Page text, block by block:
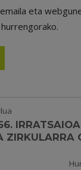
eta
ZIRKULARRA